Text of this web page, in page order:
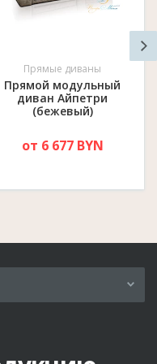
Прямые диваны
Прямой модульный
диван Айпетри
(бежевый)
от 6 677 BYN